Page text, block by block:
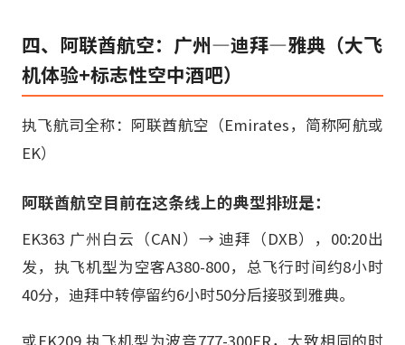
四、阿联酋航空：广州—迪拜—雅典（大飞
机体验+标志性空中酒吧）
执飞航司全称：阿联酋航空（Emirates，简称阿航或
EK）
阿联酋航空目前在这条线上的典型排班是：
EK363 广州白云（CAN）→ 迪拜（DXB），00:20出
发，执飞机型为空客A380-800，总飞行时间约8小时
40分，迪拜中转停留约6小时50分后接驳到雅典。
或EK209 执飞机型为波音777-300ER，大致相同的时